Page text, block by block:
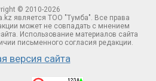
© 2010-2026
является ТОО "Тумба". Все права
может не совпадать с мнением
Использование материалов сайта
письменного согласия редакции.
версия сайта